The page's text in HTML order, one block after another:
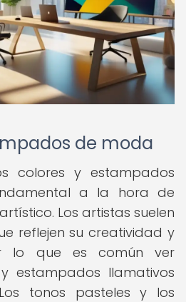
de moda
colores y estampados
a la hora de
Los artistas suelen
reflejen su creatividad y
lo que es común ver
estampados llamativos
tonos pasteles y los